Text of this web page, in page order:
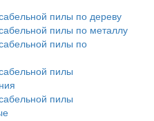
пилы по дереву
пилы по металлу
пилы по
пилы
пилы